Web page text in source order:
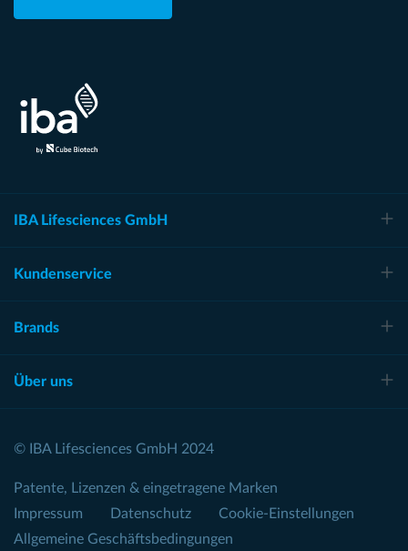
IBA Lifesciences GmbH
Kundenservice
Brands
Über uns
© IBA Lifesciences GmbH 2024
Patente, Lizenzen & eingetragene Marken
Impressum
Datenschutz
Cookie-Einstellungen
Allgemeine Geschäftsbedingungen